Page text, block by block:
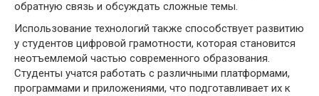
обратную связь и обсуждать сложные темы.
Использование технологий также способствует развитию
у студентов цифровой грамотности, которая становится
неотъемлемой частью современного образования.
Студенты учатся работать с различными платформами,
программами и приложениями, что подготавливает их к